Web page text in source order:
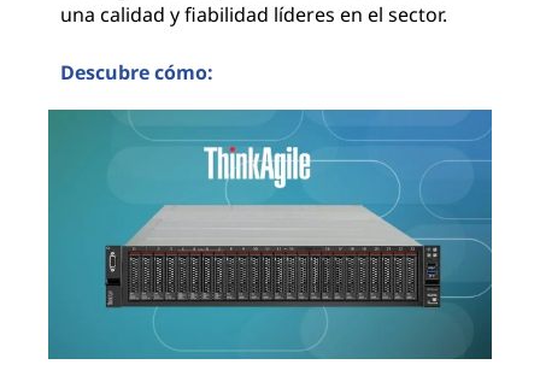
una calidad y fiabilidad líderes en el sector.
Descubre cómo: